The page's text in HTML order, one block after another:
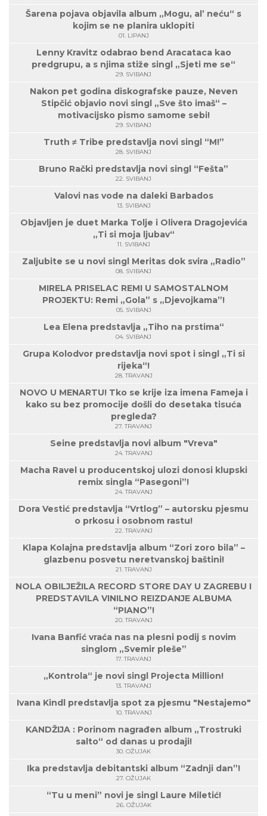
Šarena pojava objavila album „Mogu, al’ neću“ s
kojim se ne planira uklopiti
01. LIPANJ
Lenny Kravitz odabrao bend Aracataca kao
predgrupu, a s njima stiže singl „Sjeti me se“
29. SVIBANJ
Nakon pet godina diskografske pauze, Neven
Stipčić objavio novi singl „Sve što imaš“ –
motivacijsko pismo samome sebi!
29. SVIBANJ
Truth ≠ Tribe predstavlja novi singl “M!”
28. SVIBANJ
Bruno Rački predstavlja novi singl “Fešta”
22. SVIBANJ
Valovi nas vode na daleki Barbados
13. SVIBANJ
Objavljen je duet Marka Tolje i Olivera Dragojevića
„Ti si moja ljubav“
11. SVIBANJ
Zaljubite se u novi singl Meritas dok svira „Radio”
08. SVIBANJ
MIRELA PRISELAC REMI U SAMOSTALNOM
PROJEKTU: Remi „Gola” s „Djevojkama”!
05. SVIBANJ
Lea Elena predstavlja „Tiho na prstima“
04. SVIBANJ
Grupa Kolodvor predstavlja novi spot i singl „Ti si
rijeka“!
28. TRAVANJ
NOVO U MENARTU! Tko se krije iza imena Fameja i
kako su bez promocije došli do desetaka tisuća
pregleda?
27. TRAVANJ
Seine predstavlja novi album "Vreva"
24. TRAVANJ
Macha Ravel u producentskoj ulozi donosi klupski
remix singla “Pasegoni”!
24. TRAVANJ
Dora Vestić predstavlja “Vrtlog” – autorsku pjesmu
o prkosu i osobnom rastu!
22. TRAVANJ
Klapa Kolajna predstavlja album “Zori zoro bila” –
glazbenu posvetu neretvanskoj baštini!
21. TRAVANJ
NOLA OBILJEŽILA RECORD STORE DAY U ZAGREBU I
PREDSTAVILA VINILNO REIZDANJE ALBUMA
“PIANO”!
20. TRAVANJ
Ivana Banfić vraća nas na plesni podij s novim
singlom „Svemir pleše”
17. TRAVANJ
„Kontrola“ je novi singl Projecta Million!
13. TRAVANJ
Ivana Kindl predstavlja spot za pjesmu "Nestajemo"
10. TRAVANJ
KANDŽIJA : Porinom nagrađen album „Trostruki
salto“ od danas u prodaji!
30. OŽUJAK
Ika predstavlja debitantski album “Zadnji dan”!
27. OŽUJAK
“Tu u meni” novi je singl Laure Miletić!
26. OŽUJAK